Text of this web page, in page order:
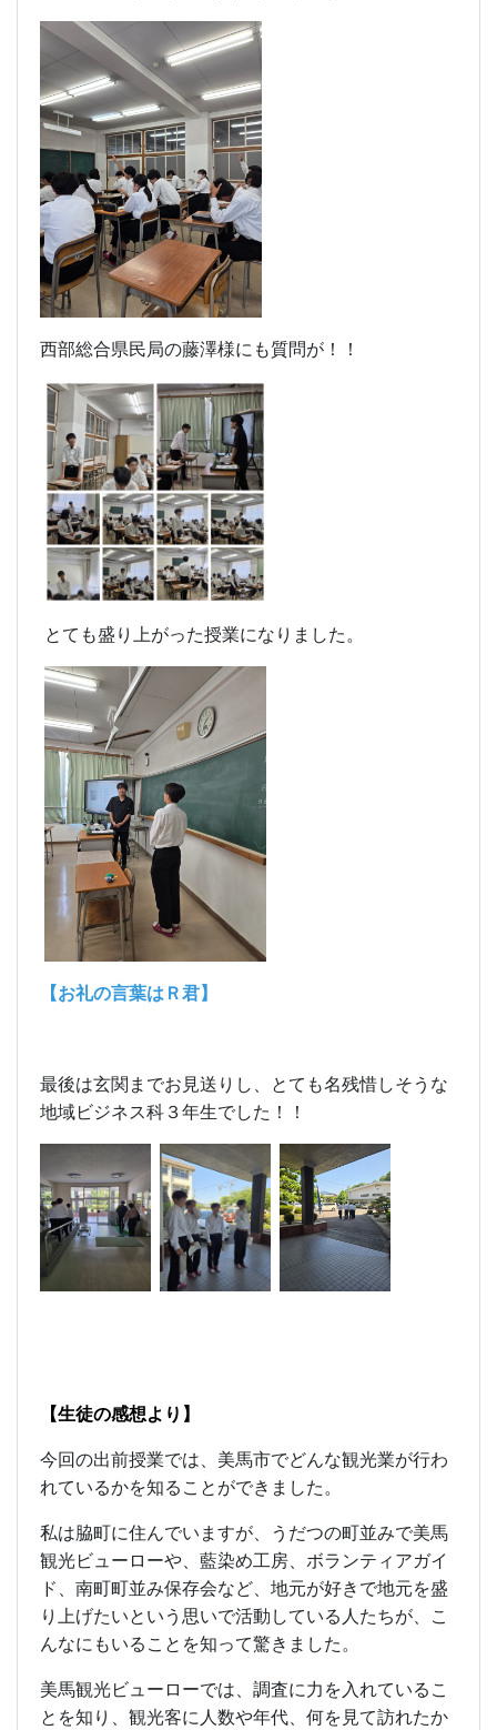
西部総合県民局の藤澤様にも質問が！！
とても盛り上がった授業になりました。
【お礼の言葉はＲ君】
最後は玄関までお見送りし、とても名残惜しそうな
地域ビジネス科３年生でした！！
【生徒の感想より】
今回の出前授業では、美馬市でどんな観光業が行わ
れているかを知ることができました。
私は脇町に住んでいますが、うだつの町並みで美馬
観光ビューローや、藍染め工房、ボランティアガイ
ド、南町町並み保存会など、地元が好きで地元を盛
り上げたいという思いで活動している人たちが、こ
んなにもいることを知って驚きました。
美馬観光ビューローでは、調査に力を入れているこ
とを知り、観光客に人数や年代、何を見て訪れたか